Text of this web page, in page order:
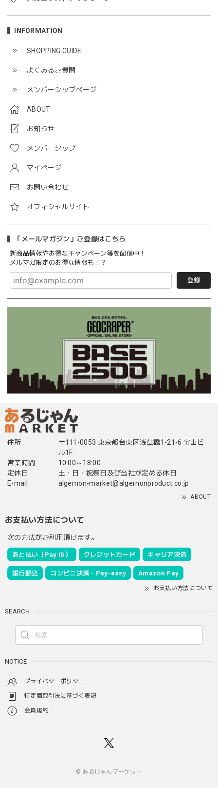
INFORMATION
SHOPPING GUIDE
よくあるご質問
メンバーシップページ
ABOUT
お知らせ
メンバーシップ
マイページ
お問い合わせ
オフィシャルサイト
「メールマガジン」ご登録はこちら
新商品情報やお得なキャンペーン等を配信中！
メルマガ限定のお得な情報も！？
登録
住所
〒111-0053 東京都台東区浅草橋1-21-6 宝山ビ
ル1F
営業時間
10:00～18:00
定休日
土・日・祝祭日及び当社が定める休日
E-mail
algernon-market@algernonproduct.co.jp
ABOUT
お支払い方法について
次の方法がご利用頂けます。
あと払い（Pay ID） クレジットカード キャリア決済
銀行振込 コンビニ決済・Pay-easy Amazon Pay
お支払い方法について
SEARCH
NOTICE
プライバシーポリシー
特定商取引法に基づく表記
会員規約
© あるじゃんマーケット